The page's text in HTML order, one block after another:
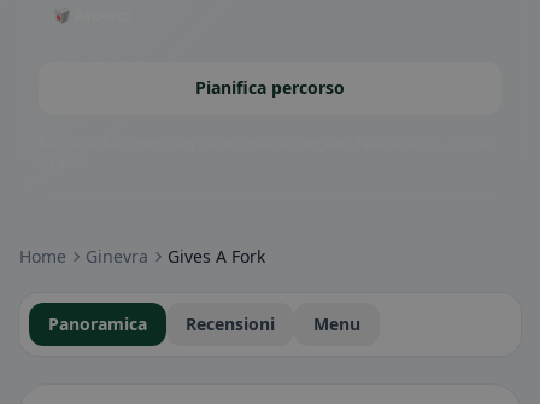
🥡 Asporto
Pianifica percorso
Home Ginevra Gives A Fork
Panoramica Recensioni Menu